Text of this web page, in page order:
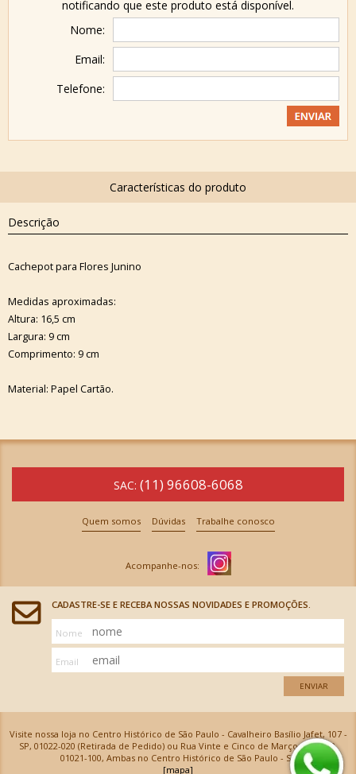
notificando que este produto está disponível.
Nome:
Email:
Telefone:
Descrição
Cachepot para Flores Junino
Medidas aproximadas:
Altura: 16,5 cm
Largura: 9 cm
Comprimento: 9 cm
Material: Papel Cartão.
SAC: (11) 96608-6068
Quem somos Dúvidas Trabalhe conosco
CADASTRE-SE E RECEBA NOSSAS NOVIDADES E PROMOÇÕES.
Nome
Email
ENVIAR
Visite nossa loja no Centro Histórico de São Paulo - Cavalheiro Basílio Jafet, 107 -
SP, 01022-020 (Retirada de Pedido) ou Rua Vinte e Cinco de Março, 576 - SP,
01021-100, Ambas no Centro Histórico de São Paulo - SP
[mapa]